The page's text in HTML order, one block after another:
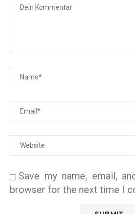
Save my name, email,
browser for the next time I